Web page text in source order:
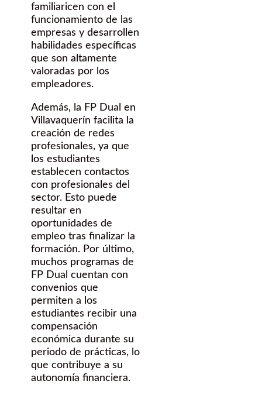
familiaricen con el
funcionamiento de las
empresas y desarrollen
habilidades específicas
que son altamente
valoradas por los
empleadores.
Además, la FP Dual en
Villavaquerín facilita la
creación de redes
profesionales, ya que
los estudiantes
establecen contactos
con profesionales del
sector. Esto puede
resultar en
oportunidades de
empleo tras finalizar la
formación. Por último,
muchos programas de
FP Dual cuentan con
convenios que
permiten a los
estudiantes recibir una
compensación
económica durante su
periodo de prácticas, lo
que contribuye a su
autonomía financiera.